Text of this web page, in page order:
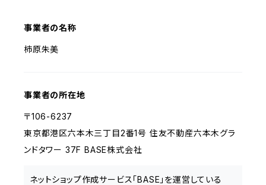
事業者の名称
柿原朱美
事業者の所在地
〒106-6237
東京都港区六本木三丁目2番1号 住友不動産六本木グラ
ンドタワー 37F BASE株式会社
ネットショップ作成サービス「BASE」を運営している